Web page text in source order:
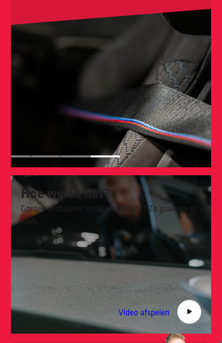
Hoe werkt het?
Gordels installeren in de werkplaats? Zo gaan we te
werk.
Video afspelen